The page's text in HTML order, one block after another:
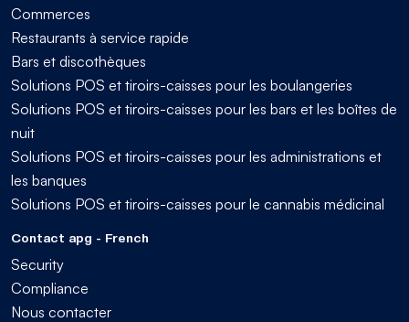
Commerces
Restaurants à service rapide
Bars et discothèques
Solutions POS et tiroirs-caisses pour les boulangeries
Solutions POS et tiroirs-caisses pour les bars et les boîtes de
nuit
Solutions POS et tiroirs-caisses pour les administrations et
les banques
Solutions POS et tiroirs-caisses pour le cannabis médicinal
Contact apg - French
Security
Compliance
Nous contacter